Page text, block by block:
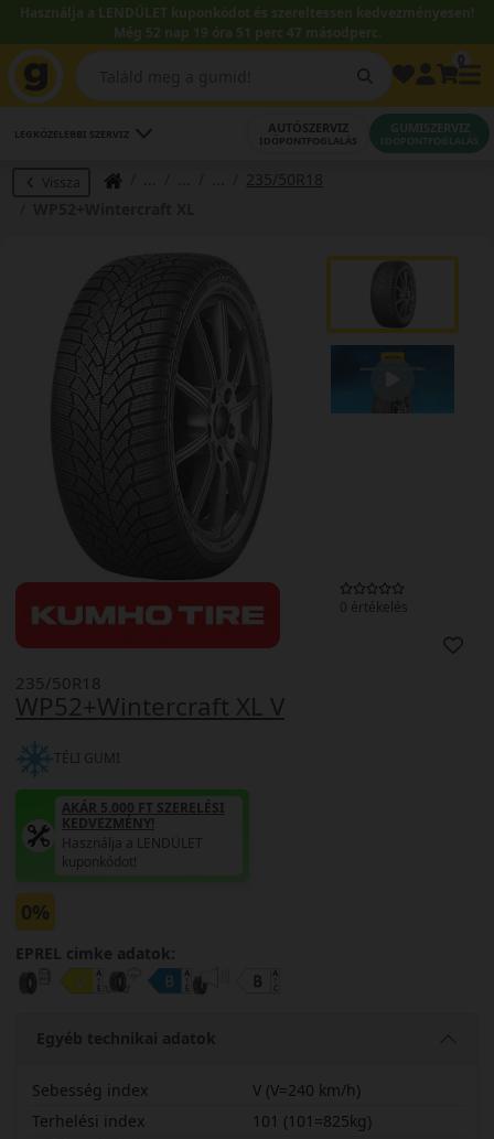
Használja a LENDÜLET kuponkódot és szereltessen kedvezményesen!
Még 52 nap 19 óra 51 perc 46 másodperc.
LEGKÖZELEBBI SZERVIZ AUTÓSZERVIZ
IDŐPONTFOGLALÁS
GUMISZERVIZ
IDŐPONTFOGLALÁS
Vissza
235/50R18
0 értékelés
WP52+Wintercraft XL V
235/50R18
TÉLI GUMI
AKÁR 5.000 FT SZERELÉSI
KEDVEZMÉNY!
Használja a LENDÜLET
kuponkódot!
0%
EPREL cimke adatok:
Egyéb technikai adatok
Sebesség index
V (V=240 km/h)
Terhelési index
101 (101=825kg)